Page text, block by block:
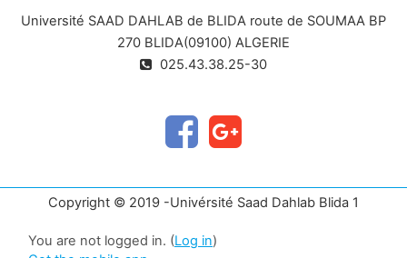
Université SAAD DAHLAB de BLIDA route de SOUMAA BP
270 BLIDA(09100) ALGERIE
025.43.38.25-30
Copyright © 2019 -Univérsité Saad Dahlab Blida 1
You are not logged in. (Log in)